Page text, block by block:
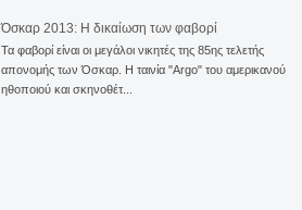
Όσκαρ 2013: Η δικαίωση των φαβορί
Τα φαβορί είναι οι μεγάλοι νικητές της 85ης τελετής
απονομής των Όσκαρ. Η ταινία "Αrgo" του αμερικανού
ηθοποιού και σκηνοθέτ...